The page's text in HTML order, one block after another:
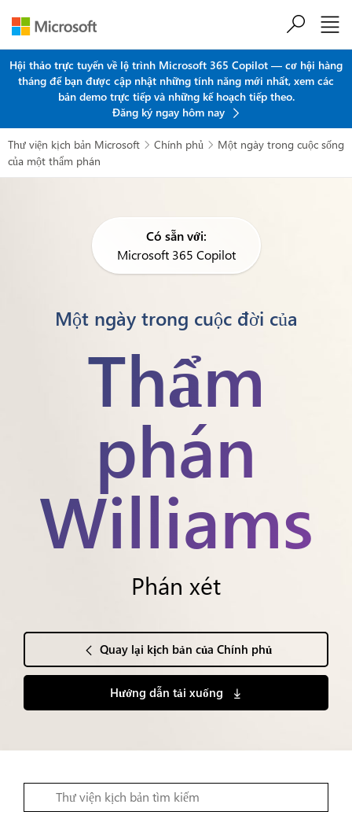
Hội thảo trực tuyến về lộ trình Microsoft 365 Copilot — cơ hội hàng
tháng để bạn được cập nhật những tính năng mới nhất, xem các
bản demo trực tiếp và những kế hoạch tiếp theo.
Đăng ký ngay hôm nay
Thư viện kịch bản Microsoft  Chính phủ 
Một ngày trong cuộc sống
của một thẩm phán
Có sẵn với:
Microsoft 365 Copilot
Một ngày trong cuộc đời của
Thẩm
phán
Williams
Phán xét
Quay lại kịch bản của Chính phủ
Hướng dẫn tải xuống